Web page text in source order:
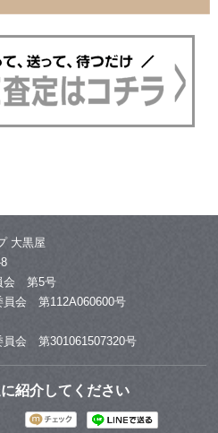
大黒屋
会 第5号
員会 第112A060600号
員会 第301061507320号
紹介してください